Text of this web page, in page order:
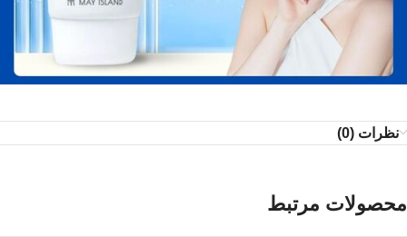
نظرات (0)
محصولات مرتبط